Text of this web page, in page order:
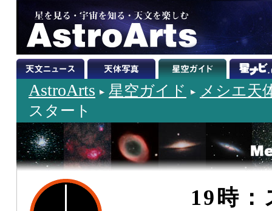
AstroArts 星空ガイド
メシエ天
スタート
19時